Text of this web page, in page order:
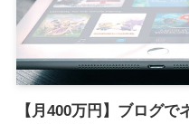
【月400万円】ブログ